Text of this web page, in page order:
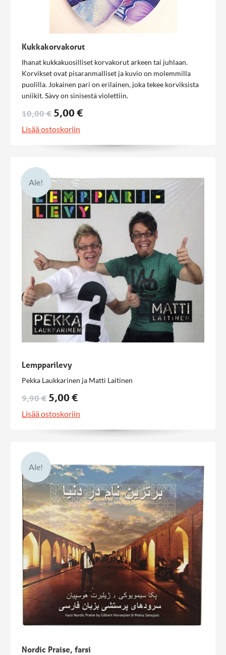
Kukkakorvakorut
Ihanat kukkakuosilliset korvakorut arkeen tai juhlaan.
Korvikset ovat pisaranmalliset ja kuvio on molemmilla
puolilla. Jokainen pari on erilainen, joka tekee korviksista
uniikit. Sävy on sinisestä violettiin.
10,00 € 5,00 €
Lisää ostoskoriin
Ale!
Lempparilevy
Pekka Laukkarinen ja Matti Laitinen
9,90 € 5,00 €
Lisää ostoskoriin
Ale!
Nordic Praise, farsi